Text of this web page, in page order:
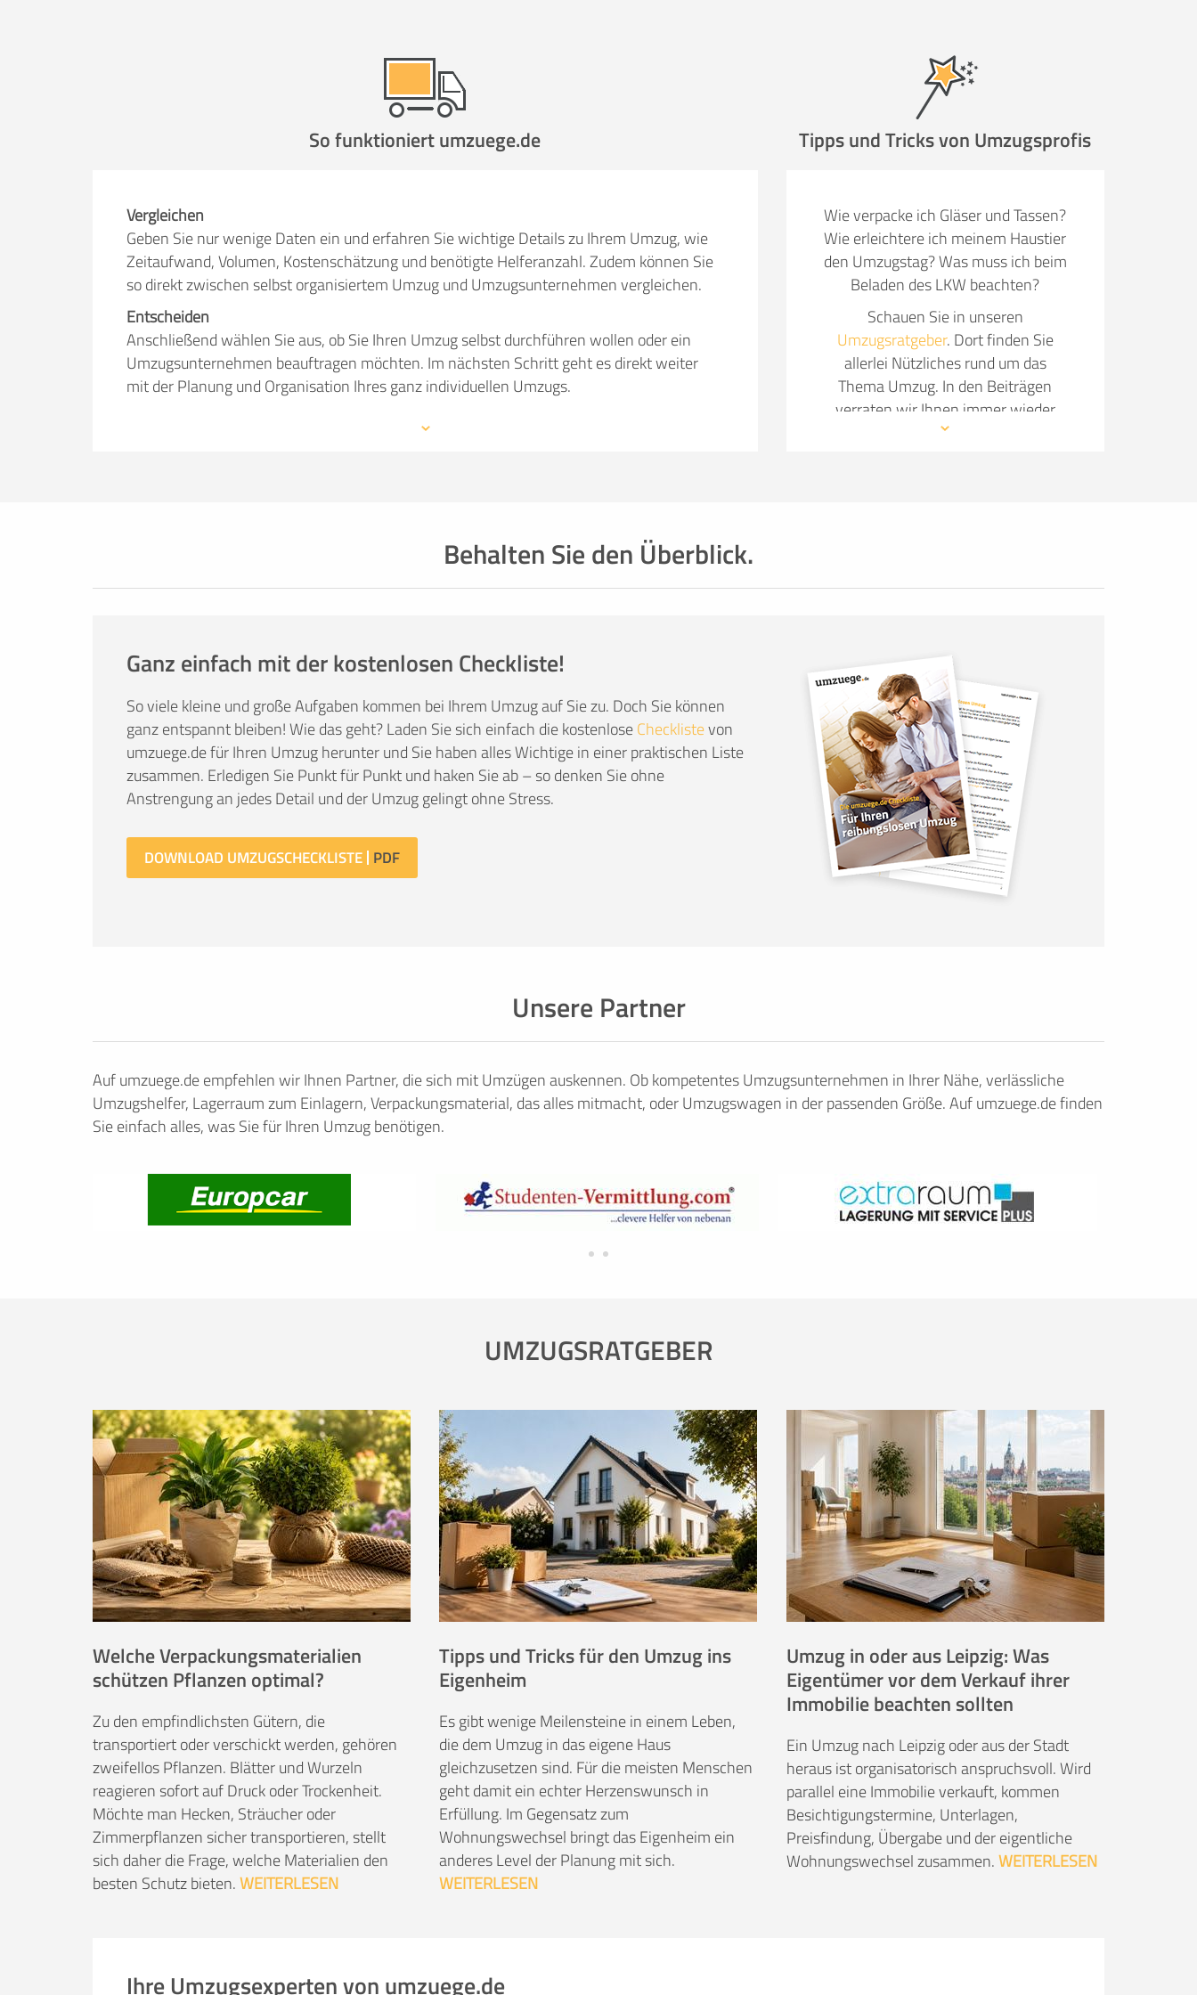
Stunden
Stunden
KOSTENSCHÄTZUNG:
€ -€ .
ICH WILL SELBST UMZIEHEN
Mit Umzugsunternehmen
Stunden
Stunden
KOSTENSCHÄTZUNG:
€ -€
ICH MÖCHTE ANGEBOTE ANFORDERN
So funktioniert umzuege.de
Vergleichen
Geben Sie nur wenige Daten ein und erfahren Sie wichtige Details zu Ihrem Umzug, wie
Zeitaufwand, Volumen, Kostenschätzung und benötigte Helferanzahl. Zudem können Sie
so direkt zwischen selbst organisiertem Umzug und Umzugsunternehmen vergleichen.
Entscheiden
Anschließend wählen Sie aus, ob Sie Ihren Umzug selbst durchführen wollen oder ein
Umzugsunternehmen beauftragen möchten. Im nächsten Schritt geht es direkt weiter
mit der Planung und Organisation Ihres ganz individuellen Umzugs.
Tipps und Tricks von Umzugsprofis
Wie verpacke ich Gläser und Tassen?
Wie erleichtere ich meinem Haustier
den Umzugstag? Was muss ich beim
Beladen des LKW beachten?
Schauen Sie in unseren
Umzugsratgeber. Dort finden Sie
allerlei Nützliches rund um das
Thema Umzug. In den Beiträgen
verraten wir Ihnen immer wieder
neue Details, wie Sie Ihren Umzug so
Behalten Sie den Überblick.
Ganz einfach mit der kostenlosen Checkliste!
So viele kleine und große Aufgaben kommen bei Ihrem Umzug auf Sie zu. Doch Sie können
ganz entspannt bleiben! Wie das geht? Laden Sie sich einfach die kostenloseChecklistevon
umzuege.de für Ihren Umzug herunter und Sie haben alles Wichtige in einer praktischen Liste
zusammen. Erledigen Sie Punkt für Punkt und haken Sie ab – so denken Sie ohne
Anstrengung an jedes Detail und der Umzug gelingt ohne Stress.
DOWNLOAD UMZUGSCHECKLISTE
Unsere Partner
Auf umzuege.de empfehlen wir Ihnen Partner, die sich mit Umzügen auskennen. Ob kompetentes Umzugsunternehmen in Ihrer Nähe, verlässliche
Umzugshelfer, Lagerraum zum Einlagern, Verpackungsmaterial, das alles mitmacht, oder Umzugswagen in der passenden Größe. Auf umzuege.de finden
Sie einfach alles, was Sie für Ihren Umzug benötigen.
UMZUGSRATGEBER
Welche Verpackungsmaterialien
schützen Pflanzen optimal?
Zu den empfindlichsten Gütern, die
transportiert oder verschickt werden, gehören
zweifellos Pflanzen. Blätter und Wurzeln
reagieren sofort auf Druck oder Trockenheit.
Möchte man Hecken, Sträucher oder
Zimmerpflanzen sicher transportieren, stellt
sich daher die Frage, welche Materialien den
besten Schutz bieten.WEITERLESEN
Tipps und Tricks für den Umzug ins
Eigenheim
Es gibt wenige Meilensteine in einem Leben,
die dem Umzug in das eigene Haus
gleichzusetzen sind. Für die meisten Menschen
geht damit ein echter Herzenswunsch in
Erfüllung. Im Gegensatz zum
Wohnungswechsel bringt das Eigenheim ein
anderes Level der Planung mit sich.
WEITERLESEN
Umzug in oder aus Leipzig: Was
Eigentümer vor dem Verkauf ihrer
Immobilie beachten sollten
Ein Umzug nach Leipzig oder aus der Stadt
heraus ist organisatorisch anspruchsvoll. Wird
parallel eine Immobilie verkauft, kommen
Besichtigungstermine, Unterlagen,
Preisfindung, Übergabe und der eigentliche
Wohnungswechsel zusammen.WEITERLESEN
Ihre Umzugsexperten von umzuege.de